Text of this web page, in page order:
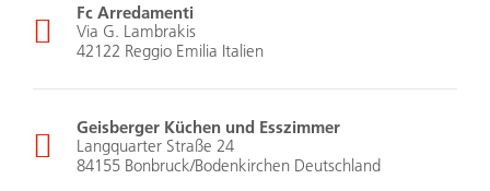
Fc Arredamenti
Via G. Lambrakis
42122 Reggio Emilia Italien
Geisberger Küchen und Esszimmer
Langquarter Straße 24
84155 Bonbruck/Bodenkirchen Deutschland